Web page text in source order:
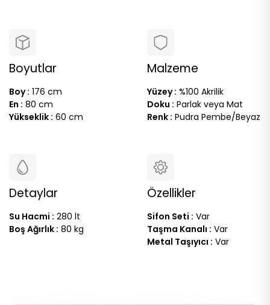
Boyutlar
Boy : 176 cm
En : 80 cm
Yükseklik : 60 cm
Malzeme
Yüzey : %100 Akrilik
Doku : Parlak veya Mat
Renk : Pudra Pembe/Beyaz
Detaylar
Su Hacmi : 280 lt
Boş Ağırlık : 80 kg
Özellikler
Sifon Seti : Var
Taşma Kanalı : Var
Metal Taşıyıcı : Var